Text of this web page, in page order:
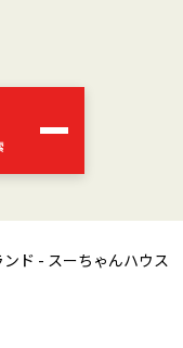
ド
ド - スーちゃんハウス